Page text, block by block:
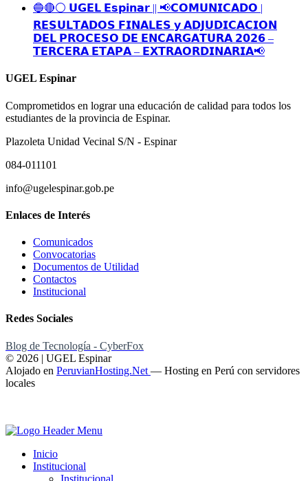
🔵🔴⚪️ 𝗨𝗚𝗘𝗟 𝗘𝘀𝗽𝗶𝗻𝗮𝗿 || 📢𝗖𝗢𝗠𝗨𝗡𝗜𝗖𝗔𝗗𝗢 |
𝗥𝗘𝗦𝗨𝗟𝗧𝗔𝗗𝗢𝗦 𝗙𝗜𝗡𝗔𝗟𝗘𝗦 𝘆 𝗔𝗗𝗝𝗨𝗗𝗜𝗖𝗔𝗖𝗜𝗢𝗡
𝗗𝗘𝗟 𝗣𝗥𝗢𝗖𝗘𝗦𝗢 𝗗𝗘 𝗘𝗡𝗖𝗔𝗥𝗚𝗔𝗧𝗨𝗥𝗔 𝟮𝟬𝟮𝟲 –
𝗧𝗘𝗥𝗖𝗘𝗥𝗔 𝗘𝗧𝗔𝗣𝗔 – 𝗘𝗫𝗧𝗥𝗔𝗢𝗥𝗗𝗜𝗡𝗔𝗥𝗜𝗔📢
UGEL Espinar
Comprometidos en lograr una educación de calidad para todos los
estudiantes de la provincia de Espinar.
Plazoleta Unidad Vecinal S/N - Espinar
084-011101
info@ugelespinar.gob.pe
Enlaces de Interés
Comunicados
Convocatorias
Documentos de Utilidad
Contactos
Institucional
Redes Sociales
Blog de Tecnología - CyberFox
© 2026 | UGEL Espinar
Alojado en PeruvianHosting.Net — Hosting en Perú con servidores
locales
Inicio
Institucional
Institucional